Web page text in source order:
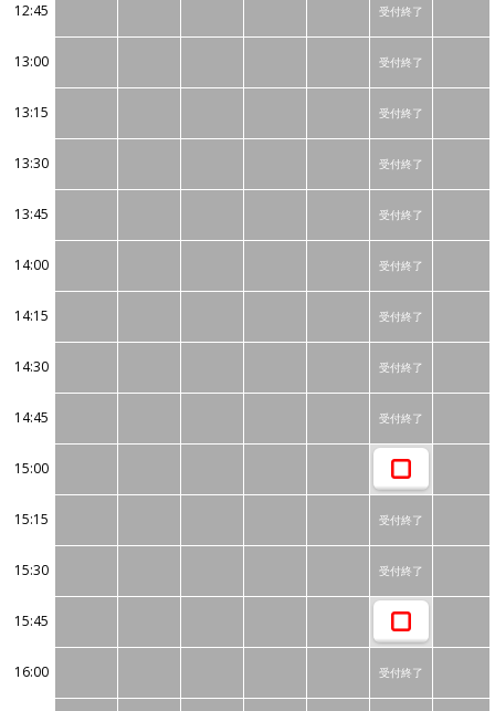
12:45 受付終了
13:00 受付終了
13:15 受付終了
13:30 受付終了
13:45 受付終了
14:00 受付終了
14:15 受付終了
14:30 受付終了
14:45 受付終了
15:00
15:15 受付終了
15:30 受付終了
15:45
16:00 受付終了